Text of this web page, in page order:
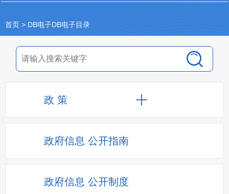
首页 > DB电子DB电子目录
政 策
政府信息 公开指南
政府信息 公开制度